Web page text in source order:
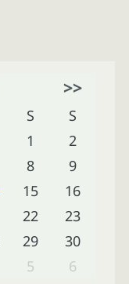
>>
S
S
1
2
8
9
15
16
22
23
29
30
5 6